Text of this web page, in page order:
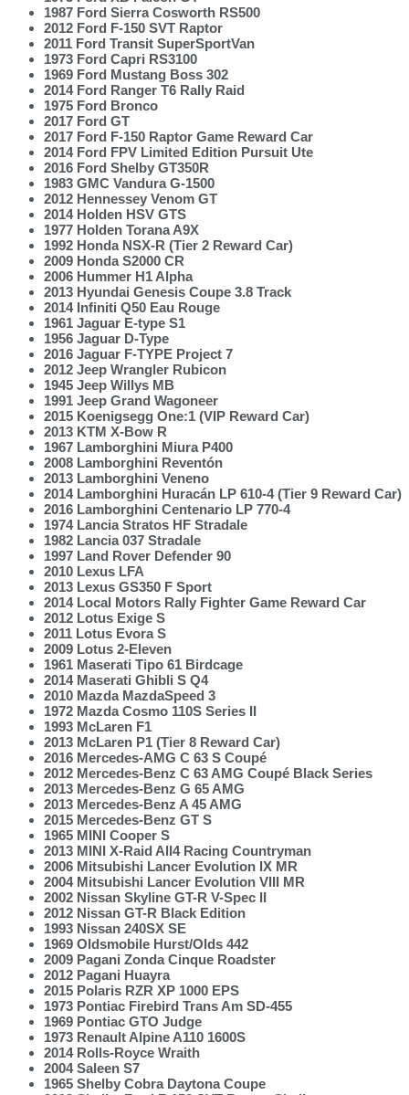
1987 Ford Sierra Cosworth RS500
2012 Ford F-150 SVT Raptor
2011 Ford Transit SuperSportVan
1973 Ford Capri RS3100
1969 Ford Mustang Boss 302
2014 Ford Ranger T6 Rally Raid
1975 Ford Bronco
2017 Ford GT
2017 Ford F-150 Raptor Game Reward Car
2014 Ford FPV Limited Edition Pursuit Ute
2016 Ford Shelby GT350R
1983 GMC Vandura G-1500
2012 Hennessey Venom GT
2014 Holden HSV GTS
1977 Holden Torana A9X
1992 Honda NSX-R (Tier 2 Reward Car)
2009 Honda S2000 CR
2006 Hummer H1 Alpha
2013 Hyundai Genesis Coupe 3.8 Track
2014 Infiniti Q50 Eau Rouge
1961 Jaguar E-type S1
1956 Jaguar D-Type
2016 Jaguar F-TYPE Project 7
2012 Jeep Wrangler Rubicon
1945 Jeep Willys MB
1991 Jeep Grand Wagoneer
2015 Koenigsegg One:1 (VIP Reward Car)
2013 KTM X-Bow R
1967 Lamborghini Miura P400
2008 Lamborghini Reventón
2013 Lamborghini Veneno
2014 Lamborghini Huracán LP 610-4 (Tier 9 Reward Car)
2016 Lamborghini Centenario LP 770-4
1974 Lancia Stratos HF Stradale
1982 Lancia 037 Stradale
1997 Land Rover Defender 90
2010 Lexus LFA
2013 Lexus GS350 F Sport
2014 Local Motors Rally Fighter Game Reward Car
2012 Lotus Exige S
2011 Lotus Evora S
2009 Lotus 2-Eleven
1961 Maserati Tipo 61 Birdcage
2014 Maserati Ghibli S Q4
2010 Mazda MazdaSpeed 3
1972 Mazda Cosmo 110S Series II
1993 McLaren F1
2013 McLaren P1 (Tier 8 Reward Car)
2016 Mercedes-AMG C 63 S Coupé
2012 Mercedes-Benz C 63 AMG Coupé Black Series
2013 Mercedes-Benz G 65 AMG
2013 Mercedes-Benz A 45 AMG
2015 Mercedes-Benz GT S
1965 MINI Cooper S
2013 MINI X-Raid All4 Racing Countryman
2006 Mitsubishi Lancer Evolution IX MR
2004 Mitsubishi Lancer Evolution VIII MR
2002 Nissan Skyline GT-R V-Spec II
2012 Nissan GT-R Black Edition
1993 Nissan 240SX SE
1969 Oldsmobile Hurst/Olds 442
2009 Pagani Zonda Cinque Roadster
2012 Pagani Huayra
2015 Polaris RZR XP 1000 EPS
1973 Pontiac Firebird Trans Am SD-455
1969 Pontiac GTO Judge
1973 Renault Alpine A110 1600S
2014 Rolls-Royce Wraith
2004 Saleen S7
1965 Shelby Cobra Daytona Coupe